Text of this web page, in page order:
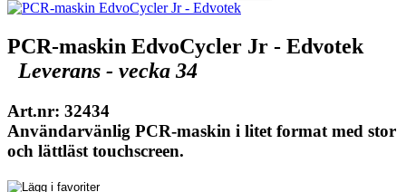
PCR-maskin EdvoCycler Jr - Edvotek
Leverans - vecka 34
Art.nr: 32434
Användarvänlig PCR-maskin i litet format med stor
och lättläst touchscreen.